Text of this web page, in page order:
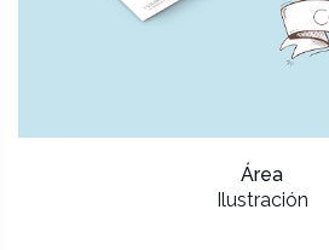
Área
Ilustración